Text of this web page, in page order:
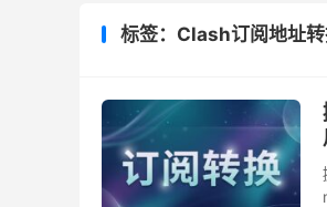
标签：Clash订阅地址